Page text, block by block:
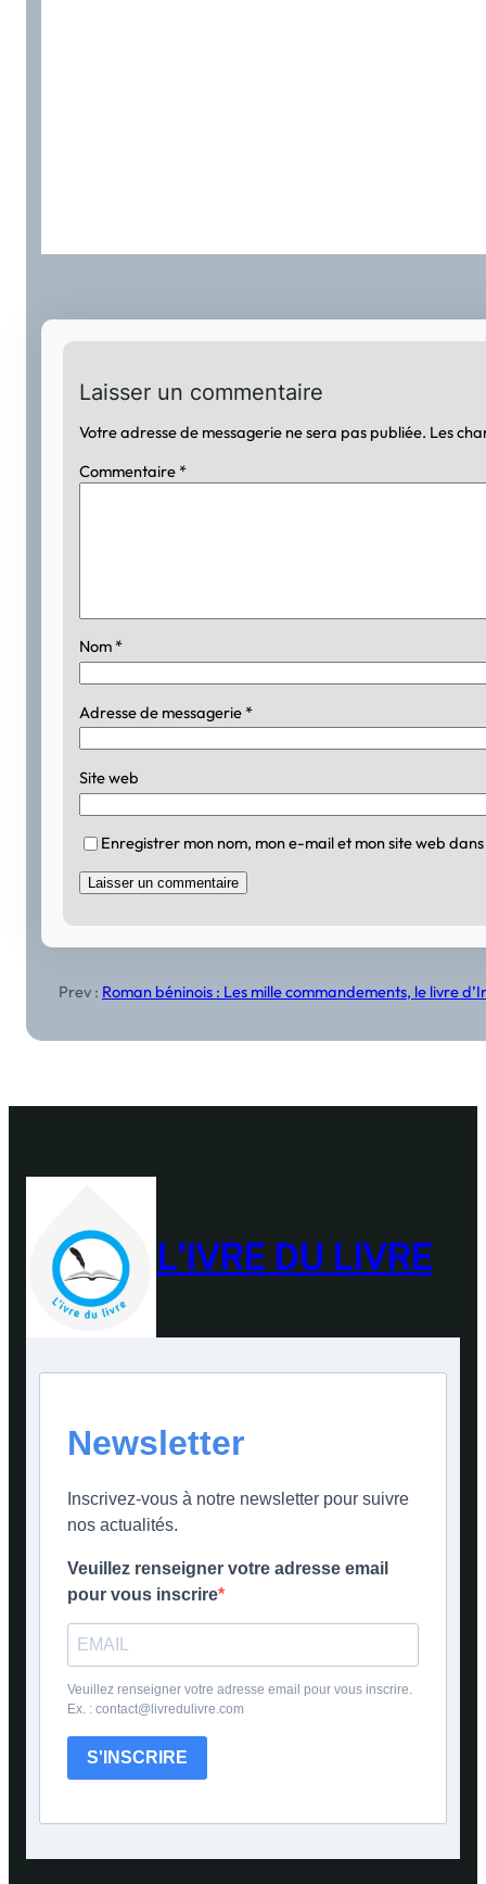
Laisser un commentaire
Votre adresse de messagerie ne sera pas publiée. Les
Commentaire *
Nom *
Adresse de messagerie *
Site web
Enregistrer mon nom, mon e-mail et mon site web
Prev : Roman béninois : Les mille commandements, le livre
L'IVRE DU LIVRE
Newsletter
Inscrivez-vous à notre newsletter pour suivre
nos actualités.
Veuillez renseigner votre adresse email
pour vous inscrire
Veuillez renseigner votre adresse email pour vous inscrire.
Ex. : contact@livredulivre.com
S'INSCRIRE